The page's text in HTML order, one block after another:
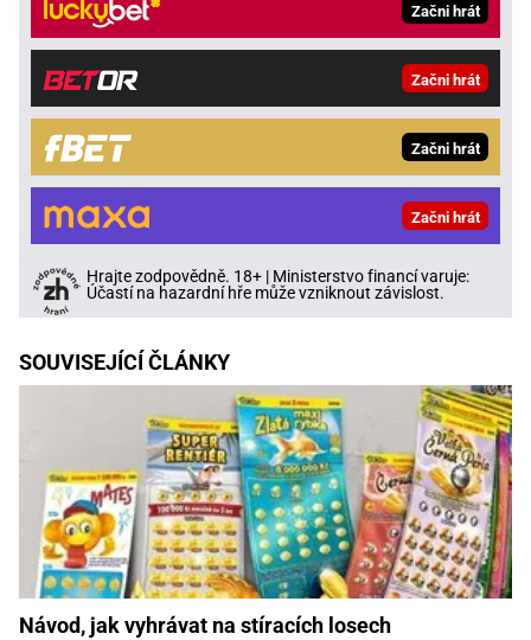
Začni hrát
Začni hrát
Začni hrát
Začni hrát
Hrajte zodpovědně. 18+ | Ministerstvo financí varuje:
Účastí na hazardní hře může vzniknout závislost.
SOUVISEJÍCÍ ČLÁNKY
Návod, jak vyhrávat na stíracích losech